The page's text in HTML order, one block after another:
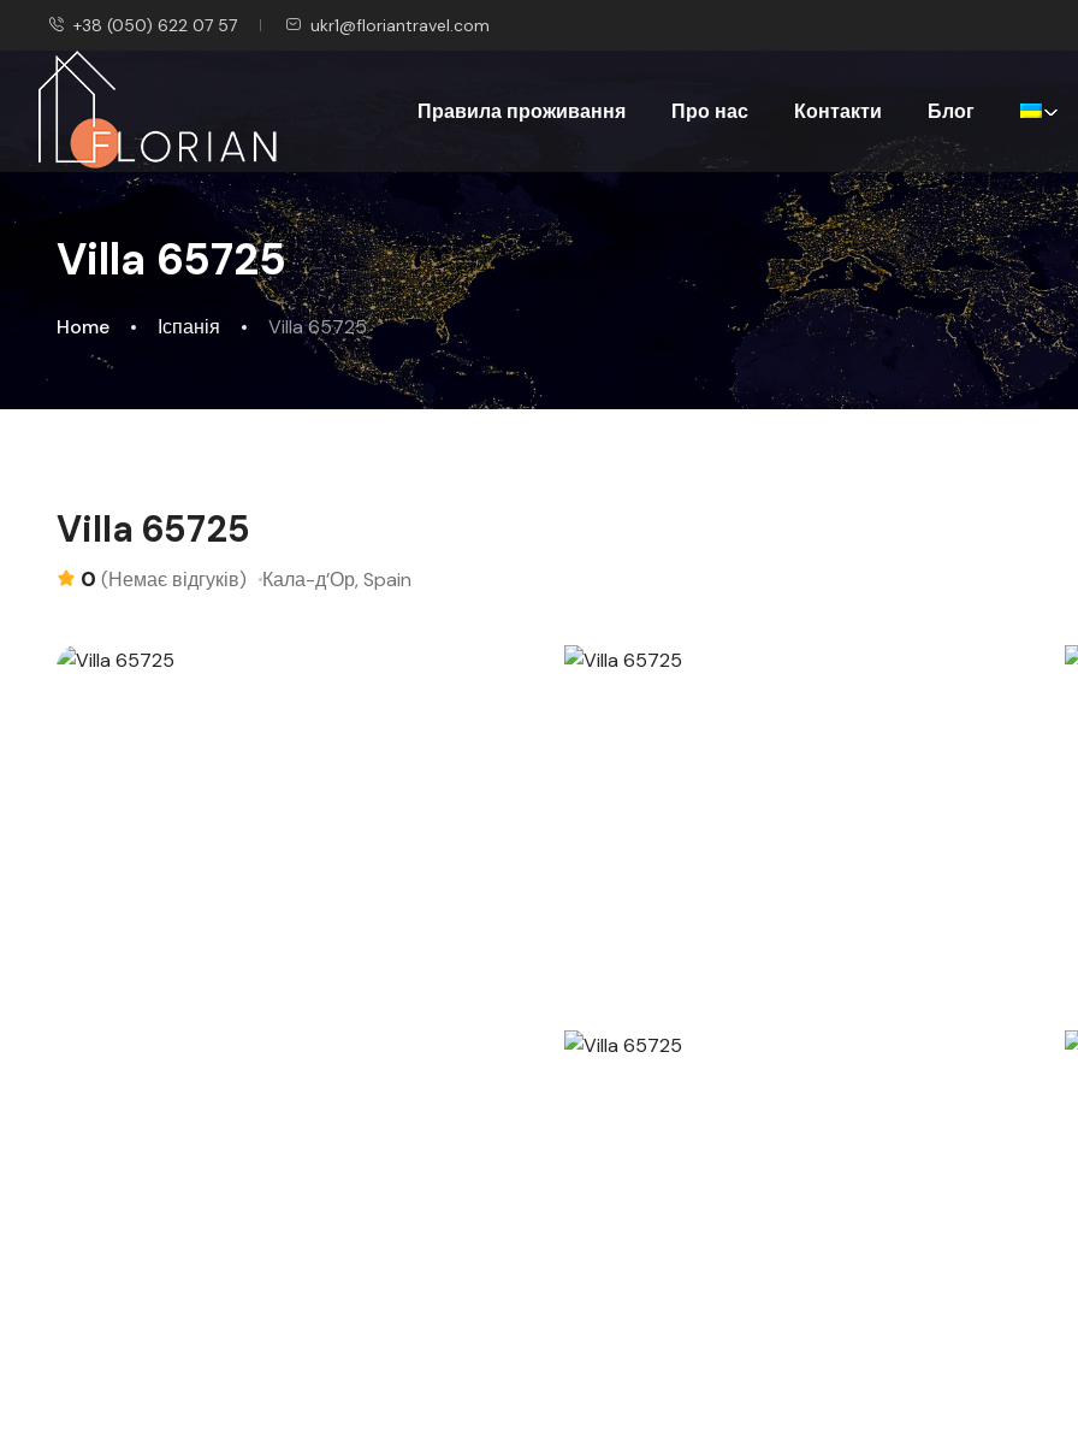
+38 (050) 622 07 57 ukr1@floriantravel.com
Правила проживання Про нас Контакти Блог
Villa 65725
Home Іспанія Villa 65725
Villa 65725
0 (Немає відгуків) Кала-д’Ор, Spain